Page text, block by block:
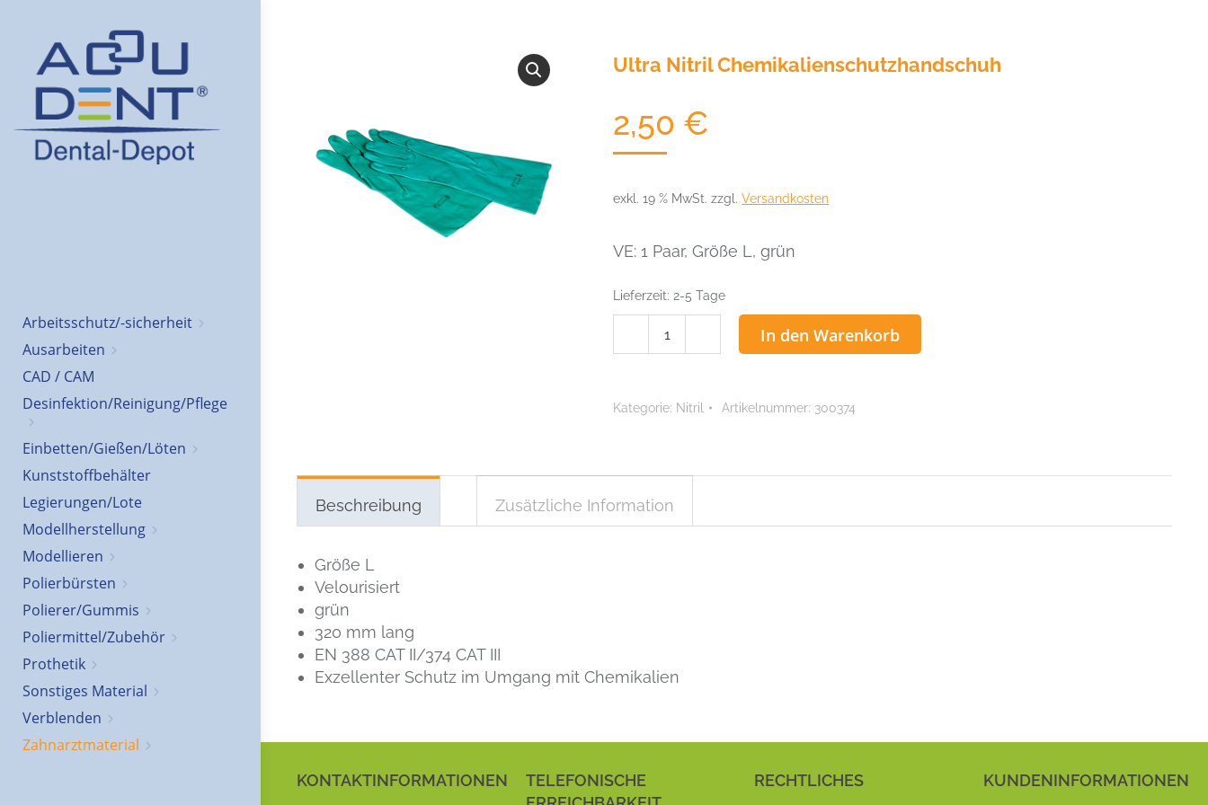
Arbeitsschutz/-sicherheit
Ausarbeiten
CAD / CAM
Desinfektion/Reinigung/Pflege
Einbetten/Gießen/Löten
Kunststoffbehälter
Legierungen/Lote
Modellherstellung
Modellieren
Polierbürsten
Polierer/Gummis
Poliermittel/Zubehör
Prothetik
Sonstiges Material
Verblenden
Zahnarztmaterial
Ultra Nitril Chemikalienschutzhandschuh
2,50 €
exkl. 19 % MwSt. zzgl.Versandkosten
VE: 1 Paar, Größe L, grün
Lieferzeit: 2-5 Tage
In den Warenkorb
Kategorie: Nitril Artikelnummer: 300374
Beschreibung Zusätzliche Information
Größe L
Velourisiert
grün
320 mm lang
EN 388 CAT II/374 CAT III
Exzellenter Schutz im Umgang mit Chemikalien
KONTAKTINFORMATIONEN
TELEFONISCHE
RECHTLICHES KUNDENINFORMATIONEN